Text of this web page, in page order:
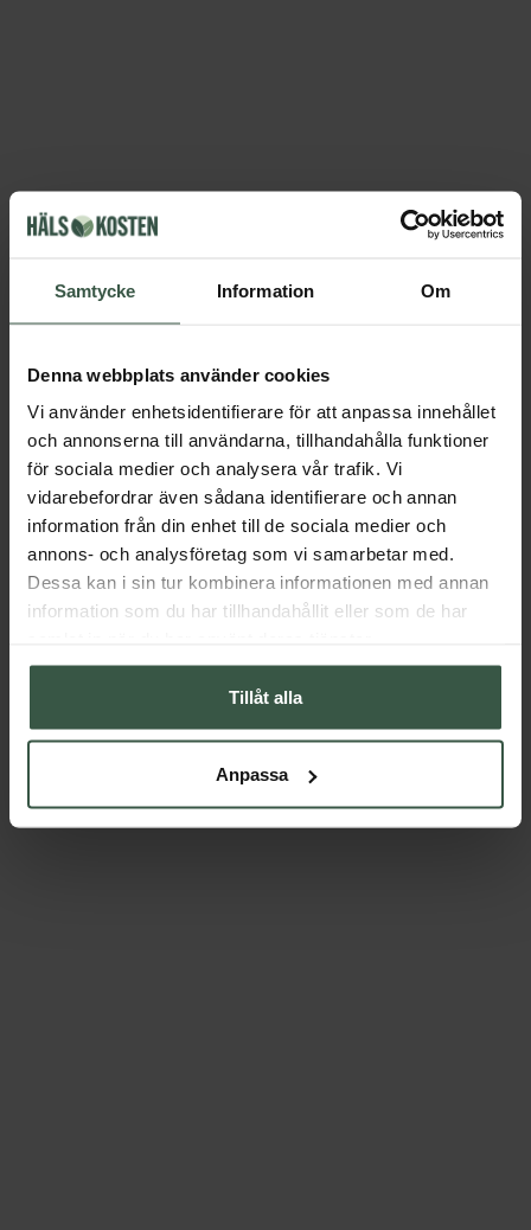
Samtycke Information Om
Denna webbplats använder cookies
Vi använder enhetsidentifierare för att anpassa innehållet
och annonserna till användarna, tillhandahålla funktioner
för sociala medier och analysera vår trafik. Vi
vidarebefordrar även sådana identifierare och annan
information från din enhet till de sociala medier och
annons- och analysföretag som vi samarbetar med.
Dessa kan i sin tur kombinera informationen med annan
information som du har tillhandahållit eller som de har
Tillåt alla
Anpassa